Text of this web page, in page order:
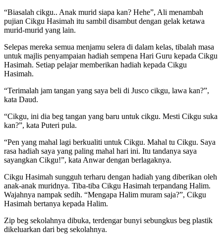
“Biasalah cikgu.. Anak murid siapa kan? Hehe”, Ali menambah
pujian Cikgu Hasimah itu sambil disambut dengan gelak ketawa
murid-murid yang lain.
Selepas mereka semua menjamu selera di dalam kelas, tibalah masa
untuk majlis penyampaian hadiah sempena Hari Guru kepada Cikgu
Hasimah. Setiap pelajar memberikan hadiah kepada Cikgu
Hasimah.
“Terimalah jam tangan yang saya beli di Jusco cikgu, lawa kan?”,
kata Daud.
“Cikgu, ini dia beg tangan yang baru untuk cikgu. Mesti Cikgu suka
kan?”, kata Puteri pula.
“Pen yang mahal lagi berkualiti untuk Cikgu. Mahal tu Cikgu. Saya
rasa hadiah saya yang paling mahal hari ini. Itu tandanya saya
sayangkan Cikgu!”, kata Anwar dengan berlagaknya.
Cikgu Hasimah sungguh terharu dengan hadiah yang diberikan oleh
anak-anak muridnya. Tiba-tiba Cikgu Hasimah terpandang Halim.
Wajahnya nampak sedih. “Mengapa Halim muram saja?”, Cikgu
Hasimah bertanya kepada Halim.
Zip beg sekolahnya dibuka, terdengar bunyi sebungkus beg plastik
dikeluarkan dari beg sekolahnya.